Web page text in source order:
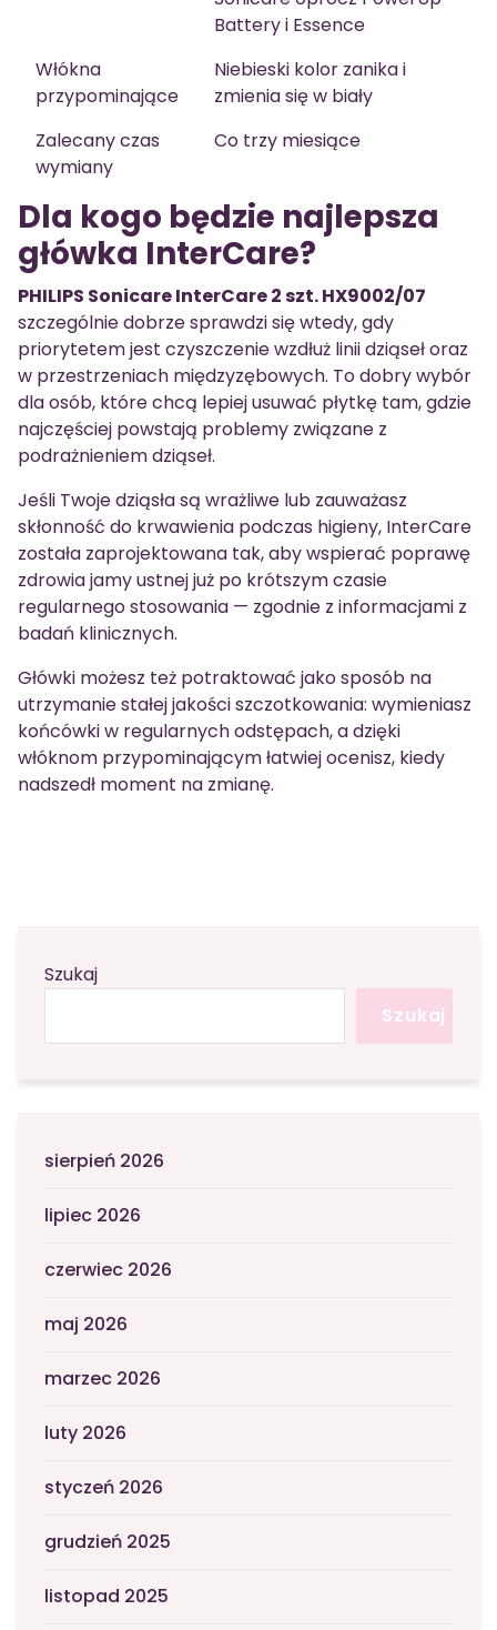
Battery i Essence
Włókna
przypominające
Niebieski kolor zanika i
zmienia się w biały
Zalecany czas
wymiany
Co trzy miesiące
Dla kogo będzie najlepsza
główka InterCare?
PHILIPS Sonicare InterCare 2 szt. HX9002/07
szczególnie dobrze sprawdzi się wtedy, gdy
priorytetem jest czyszczenie wzdłuż linii dziąseł oraz
w przestrzeniach międzyzębowych. To dobry wybór
dla osób, które chcą lepiej usuwać płytkę tam, gdzie
najczęściej powstają problemy związane z
podrażnieniem dziąseł.
Jeśli Twoje dziąsła są wrażliwe lub zauważasz
skłonność do krwawienia podczas higieny, InterCare
została zaprojektowana tak, aby wspierać poprawę
zdrowia jamy ustnej już po krótszym czasie
regularnego stosowania — zgodnie z informacjami z
badań klinicznych.
Główki możesz też potraktować jako sposób na
utrzymanie stałej jakości szczotkowania: wymieniasz
końcówki w regularnych odstępach, a dzięki
włóknom przypominającym łatwiej ocenisz, kiedy
nadszedł moment na zmianę.
Szukaj
Szukaj
sierpień 2026
lipiec 2026
czerwiec 2026
maj 2026
marzec 2026
luty 2026
styczeń 2026
grudzień 2025
listopad 2025